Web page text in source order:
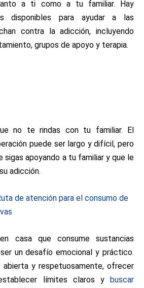
a ti como a tu familiar. Hay
disponibles para ayudar a las
contra la adicción, incluyendo
grupos de apoyo y terapia.
no te rindas con tu familiar. El
puede ser largo y difícil, pero
sigas apoyando a tu familiar y que le
adicción.
de atención para el consumo de
casa que consume sustancias
un desafío emocional y práctico.
abierta y respetuosamente, ofrecer
límites claros y
buscar